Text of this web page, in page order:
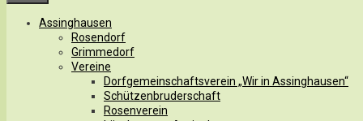
Assinghausen
Rosendorf
Grimmedorf
Vereine
Dorfgemeinschaftsverein „Wir in Assinghausen“
Schützenbruderschaft
Rosenverein